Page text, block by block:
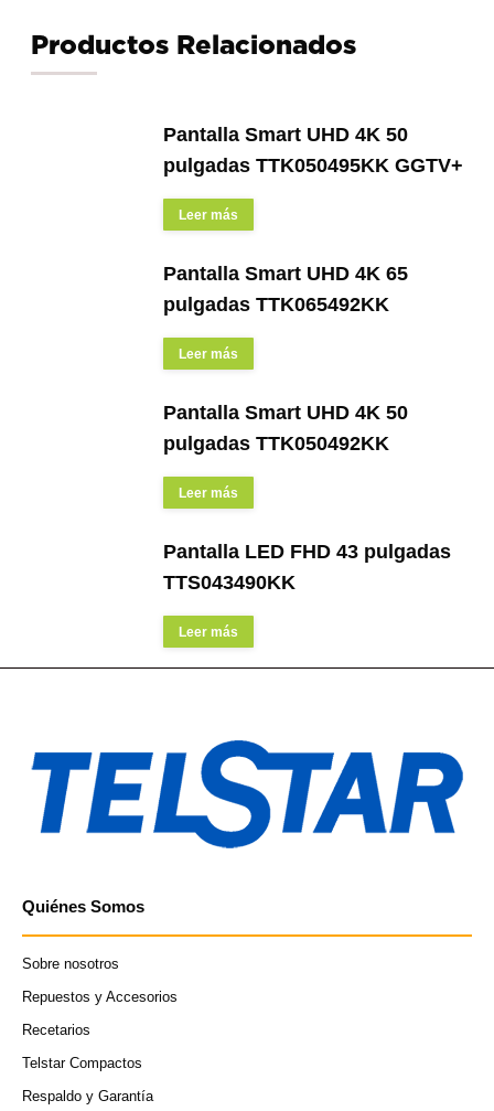
Productos Relacionados
Pantalla Smart UHD 4K 50
pulgadas TTK050495KK GGTV+
Leer más
Pantalla Smart UHD 4K 65
pulgadas TTK065492KK
Leer más
Pantalla Smart UHD 4K 50
pulgadas TTK050492KK
Leer más
Pantalla LED FHD 43 pulgadas
TTS043490KK
Leer más
Quiénes Somos
Sobre nosotros
Repuestos y Accesorios
Recetarios
Telstar Compactos
Respaldo y Garantía